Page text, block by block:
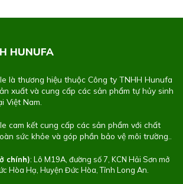
HUNUFA
là thương hiệu thuộc Công ty TNHH Hunufa
xuất và cung cấp các sản phẩm tự hủy sinh
Việt Nam.
cam kết cung cấp các sản phẩm với chất
sức khỏe và góp phần bảo vệ môi trường..
chính): Lô M19A, đường số 7, KCN Hải Sơn mở
Hòa Hạ, Huyện Đức Hòa, Tỉnh Long An.